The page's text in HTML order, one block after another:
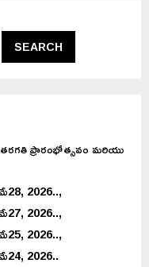
SEARCH
ప్రారంభోత్సవం మరియు
2026..,
2026..,
2026..,
2026..